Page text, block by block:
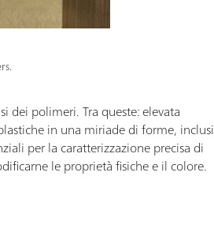
dei polimeri. Tra queste: elevata
in una miriade di forme, inclusi
per la caratterizzazione precisa di
le proprietà fisiche e il colore.